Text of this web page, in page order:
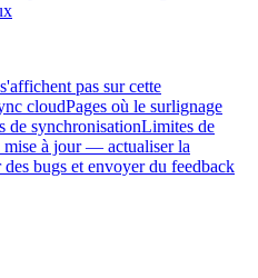
pas sur cette
cloudPages où le surlignage
de synchronisationLimites de
mise à jour — actualiser la
des bugs et envoyer du feedback